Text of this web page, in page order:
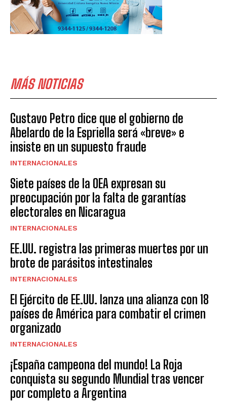
MÁS NOTICIAS
Gustavo Petro dice que el gobierno de
Abelardo de la Espriella será «breve» e
insiste en un supuesto fraude
INTERNACIONALES
Siete países de la OEA expresan su
preocupación por la falta de garantías
electorales en Nicaragua
INTERNACIONALES
EE.UU. registra las primeras muertes por un
brote de parásitos intestinales
INTERNACIONALES
El Ejército de EE.UU. lanza una alianza con 18
países de América para combatir el crimen
organizado
INTERNACIONALES
¡España campeona del mundo! La Roja
conquista su segundo Mundial tras vencer
por completo a Argentina